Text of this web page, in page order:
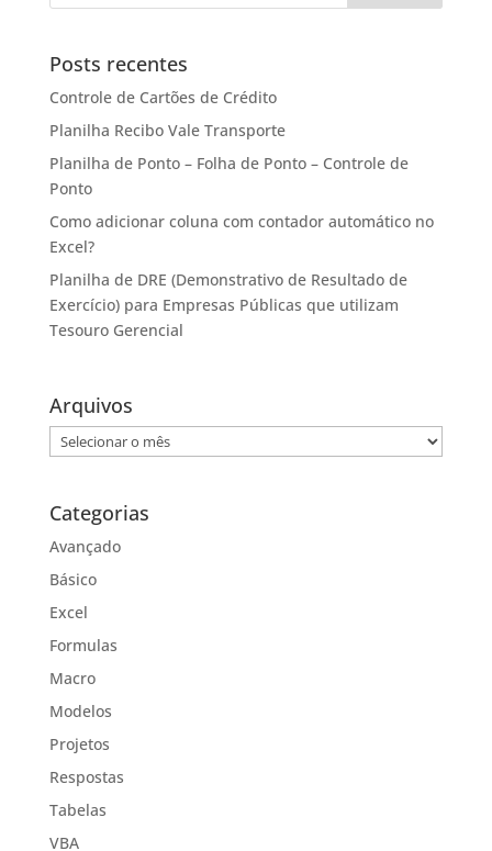
Posts recentes
Controle de Cartões de Crédito
Planilha Recibo Vale Transporte
Planilha de Ponto – Folha de Ponto – Controle de
Ponto
Como adicionar coluna com contador automático no
Excel?
Planilha de DRE (Demonstrativo de Resultado de
Exercício) para Empresas Públicas que utilizam
Tesouro Gerencial
Arquivos
Arquivos
Categorias
Avançado
Básico
Excel
Formulas
Macro
Modelos
Projetos
Respostas
Tabelas
VBA